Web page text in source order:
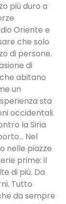
più duro a
Oriente e
che solo
di persone.
di
abitano
un
sta
occidentali.
la Siria
Nel
nelle piazze
prime: il
di più. Da
Tutto
da sempre